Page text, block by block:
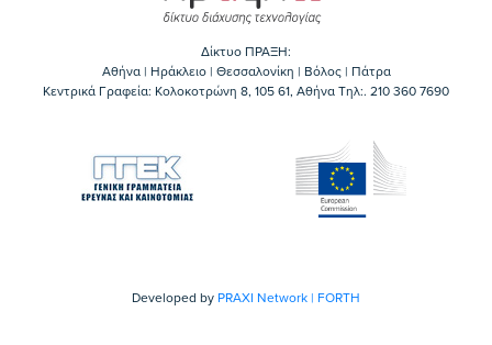
Δίκτυο ΠΡΑΞΗ:
Αθήνα | Ηράκλειο | Θεσσαλονίκη | Βόλος | Πάτρα
Κεντρικά Γραφεία: Kολοκοτρώνη 8, 105 61, Αθήνα Τηλ:. 210 360 7690
Developed by PRAXI Network | FORTH